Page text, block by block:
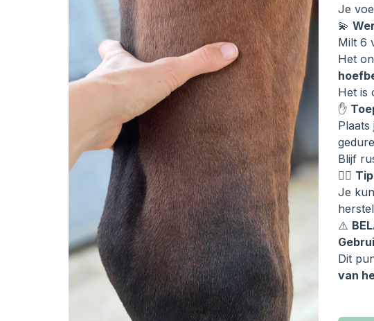
Je
💫
Milt 6
Het
Het is
✋
Blijf
🧘‍♀️
Je
⚠️
Dit
van